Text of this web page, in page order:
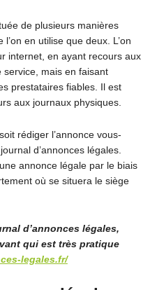
de plusieurs manières
en utilise que deux. L’on
internet, en ayant recours aux
service, mais en faisant
prestataires fiables. Il est
aux journaux physiques.
rédiger l’annonce vous-
d’annonces légales.
annonce légale par le biais
où se situera le siège
d’annonces légales,
qui est très pratique
legales.fr/